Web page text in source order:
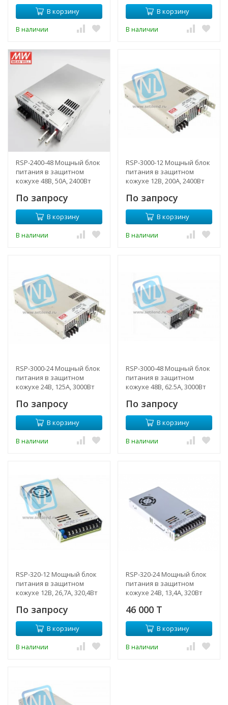
В корзину
В наличии
В корзину
В наличии
RSP-2400-48 Мощный блок
питания в защитном
кожухе 48В, 50А, 2400Вт
По запросу
В корзину
В наличии
RSP-3000-12 Мощный блок
питания в защитном
кожухе 12В, 200А, 2400Вт
По запросу
В корзину
В наличии
RSP-3000-24 Мощный блок
питания в защитном
кожухе 24В, 125А, 3000Вт
По запросу
В корзину
В наличии
RSP-3000-48 Мощный блок
питания в защитном
кожухе 48В, 62.5А, 3000Вт
По запросу
В корзину
В наличии
RSP-320-12 Мощный блок
питания в защитном
кожухе 12В, 26,7А, 320,4Вт
По запросу
В корзину
В наличии
RSP-320-24 Мощный блок
питания в защитном
кожухе 24В, 13,4А, 320Вт
46 000 T
В корзину
В наличии